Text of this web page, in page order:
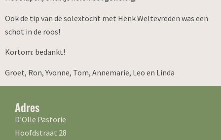
Ook de tip van de solextocht met Henk Weltevreden was een
schot in de roos!
Kortom: bedankt!
Groet, Ron, Yvonne, Tom, Annemarie, Leo en Linda
Adres
D’Olle Pastorie
Hoofdstraat 28